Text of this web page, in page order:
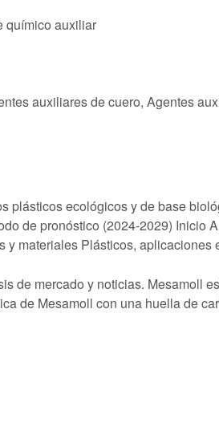
químico auxiliar
auxiliares de cuero, Agentes
plásticos ecológicos y de base
de pronóstico (2024-2029) Inicio
materiales Plásticos, aplicaciones
de mercado y noticias. Mesamoll
de Mesamoll con una huella de